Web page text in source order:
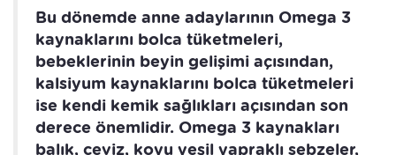
Bu dönemde anne adaylarının Omega 3
kaynaklarını bolca tüketmeleri,
bebeklerinin beyin gelişimi açısından,
kalsiyum kaynaklarını bolca tüketmeleri
ise kendi kemik sağlıkları açısından son
derece önemlidir. Omega 3 kaynakları
balık, ceviz, koyu yeşil yapraklı sebzeler,